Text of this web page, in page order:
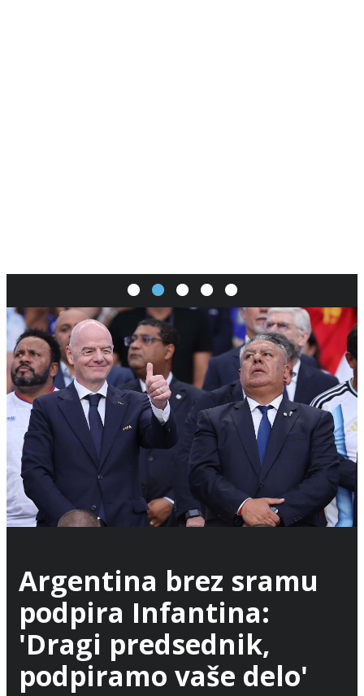
Argentina brez sramu
podpira Infantina:
'Dragi predsednik,
podpiramo vaše delo'